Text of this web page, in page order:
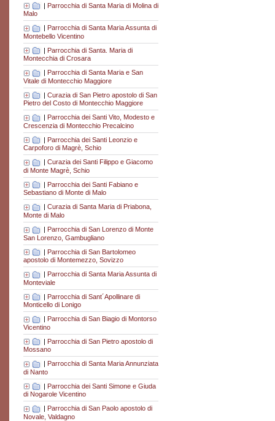
| Parrocchia di Santa Maria di Molina di
Malo
| Parrocchia di Santa Maria Assunta di
Montebello Vicentino
| Parrocchia di Santa. Maria di
Montecchia di Crosara
| Parrocchia di Santa Maria e San
Vitale di Montecchio Maggiore
| Curazia di San Pietro apostolo di San
Pietro del Costo di Montecchio Maggiore
Parrocchia dei Santi Vito, Modesto e
Crescenzia di Montecchio Precalcino
| Parrocchia dei Santi Leonzio e
Carpoforo di Magrè, Schio
Curazia dei Santi Filippo e Giacomo
di Monte Magrè, Schio
| Parrocchia dei Santi Fabiano e
Sebastiano di Monte di Malo
Curazia di Santa Maria di Priabona,
Monte di Malo
| Parrocchia di San Lorenzo di Monte
San Lorenzo, Gambugliano
| Parrocchia di San Bartolomeo
apostolo di Montemezzo, Sovizzo
| Parrocchia di Santa Maria Assunta di
Monteviale
| Parrocchia di Sant´Apollinare di
Monticello di Lonigo
| Parrocchia di San Biagio di Montorso
Vicentino
| Parrocchia di San Pietro apostolo di
Mossano
Parrocchia di Santa Maria Annunziata
di Nanto
| Parrocchia dei Santi Simone e Giuda
di Nogarole Vicentino
Parrocchia di San Paolo apostolo di
Novale, Valdagno